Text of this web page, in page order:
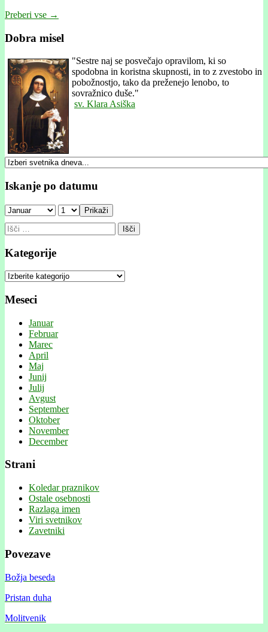
Preberi vse →
Dobra misel
"Sestre naj se posvečajo opravilom, ki so
spodobna in koristna skupnosti, in to z zvestobo in
pobožnostjo, tako da preženejo lenobo, to
sovražnico duše."
sv. Klara Asiška
Iskanje po datumu
Prikaži
Išči:
Kategorije
Kategorije
Meseci
Januar
Februar
Marec
April
Maj
Junij
Julij
Avgust
September
Oktober
November
December
Strani
Koledar praznikov
Ostale osebnosti
Razlaga imen
Viri svetnikov
Zavetniki
Povezave
Božja beseda
Pristan duha
Molitvenik